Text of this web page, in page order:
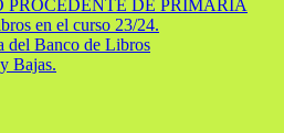
PROCEDENTE DE PRIMARIA
en el curso 23/24.
del Banco de Libros
Bajas.